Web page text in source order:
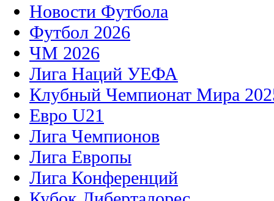
Новости Футбола
Футбол 2026
ЧМ 2026
Лига Наций УЕФА
Клубный Чемпионат Мира
Евро U21
Лига Чемпионов
Лига Европы
Лига Конференций